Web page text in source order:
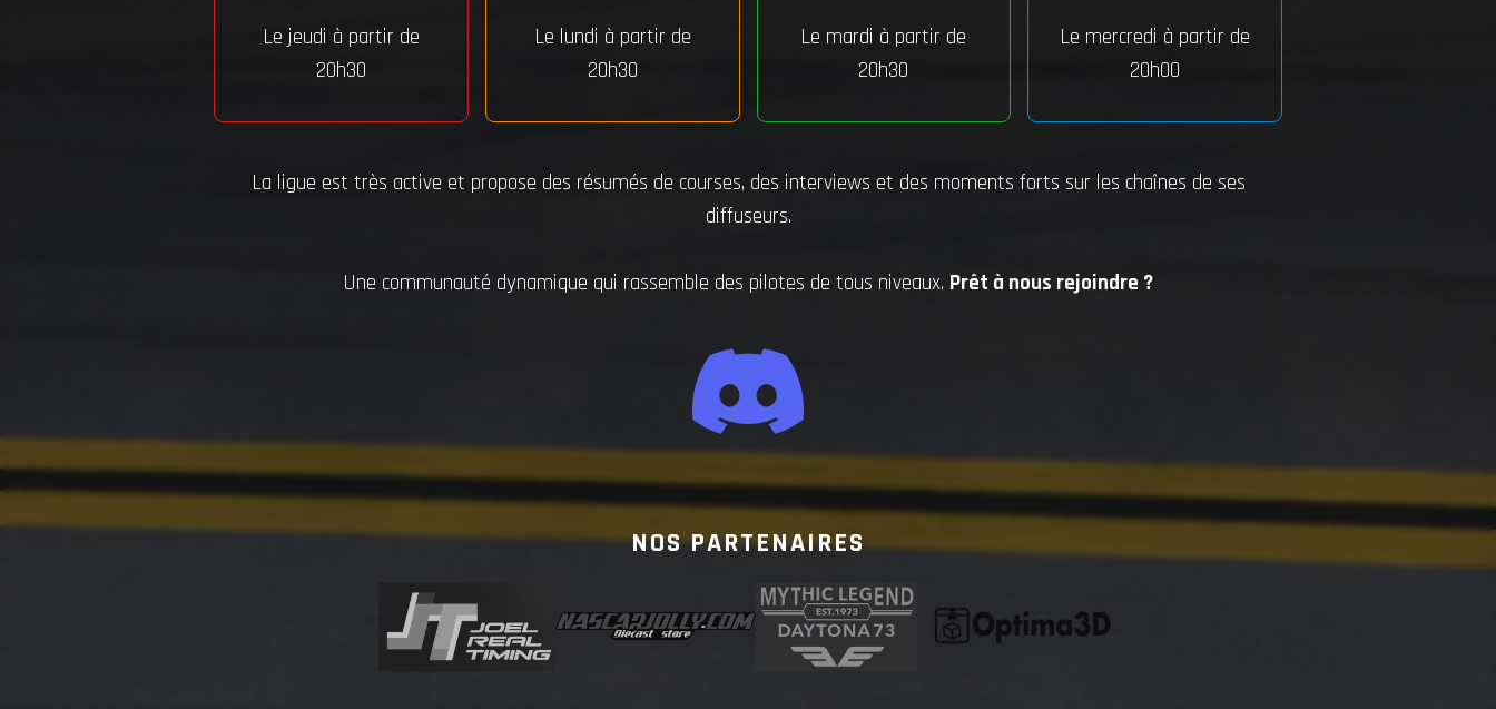
Le jeudi à partir de
20h30
Le lundi à partir de
20h30
Le mardi à partir de
20h30
Le mercredi à partir de
20h00
La ligue est très active et propose des résumés de courses, des interviews et des moments forts sur les chaînes de ses
diffuseurs.
Une communauté dynamique qui rassemble des pilotes de tous niveaux. Prêt à nous rejoindre ?
NOS PARTENAIRES